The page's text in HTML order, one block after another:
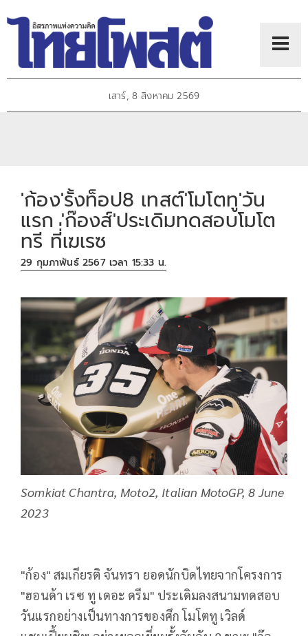
เสาร์, 8 สิงหาคม 2569
'ก้อง'รั้งท็อป8 เทสต์'โมโตทู'วัน
แรก 'ก๊องส์'ประเดิมทดสอบโมโต
ทรี ที่่เฆเรซ
29 กุมภาพันธ์ 2567 เวลา 15:33 น.
Somkiat Chantra, Moto2, Italian MotoGP, 8 June
2023
"ก้อง" สมเกียรติ จันทรา ยอดนักบิดไทยจากโครงการ
"ฮอนด้า เรซ ทู เดอะ ดรีม" ประเดิมลงสนามทดสอบ
วันแรกอย่างเป็นทางการของศึก โมโตทู เวิลด์